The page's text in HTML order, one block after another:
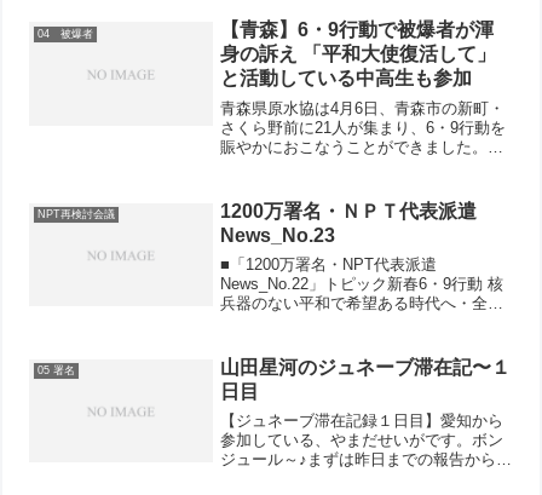
04 被爆者
【青森】6・9行動で被爆者が渾
身の訴え 「平和大使復活して」
と活動している中高生も参加
青森県原水協は4月6日、青森市の新町・
さくら野前に21人が集まり、6・9行動を
賑やかにおこなうことができました。最
を高く掲げて「このくらいの大きさの核
兵器1発で広島の街...
NPT再検討会議
1200万署名・ＮＰＴ代表派遣
News_No.23
■「1200万署名・NPT代表派遣
News_No.22」トピック新春6・9行動 核
兵器のない平和で希望ある時代へ・全労
タビュー記事が徳島新聞（Web版）に掲
載・NP...
05 署名
山田星河のジュネーブ滞在記〜１
日目
【ジュネーブ滞在記録１日目】愛知から
参加している、やまだせいがです。ボン
ジュール～♪まずは昨日までの報告から。